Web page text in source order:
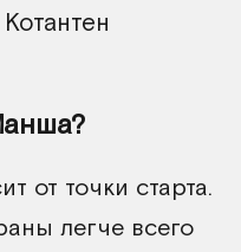
от точки старта.
легче всего